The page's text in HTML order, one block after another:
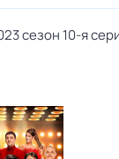
сезон 10-я